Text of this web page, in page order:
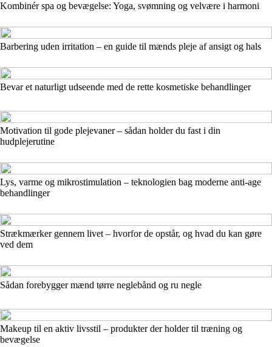
Kombinér spa og bevægelse: Yoga, svømning og velvære i harmoni
Barbering uden irritation – en guide til mænds pleje af ansigt og hals
Bevar et naturligt udseende med de rette kosmetiske behandlinger
Motivation til gode plejevaner – sådan holder du fast i din
hudplejerutine
Lys, varme og mikrostimulation – teknologien bag moderne anti-age
behandlinger
Strækmærker gennem livet – hvorfor de opstår, og hvad du kan gøre
ved dem
Sådan forebygger mænd tørre neglebånd og ru negle
Makeup til en aktiv livsstil – produkter der holder til træning og
bevægelse